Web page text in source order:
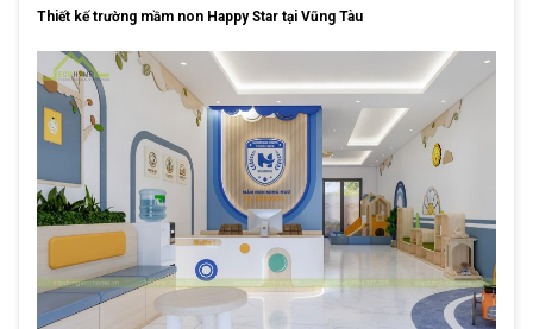
Thiết kế trường mầm non Happy Star tại Vũng Tàu